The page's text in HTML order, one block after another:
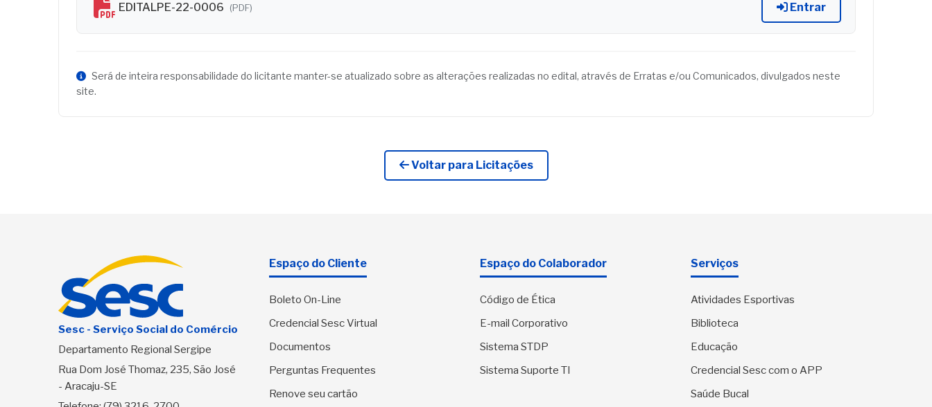
EDITALPE-22-0006 (PDF) Entrar
Será de inteira responsabilidade do licitante manter-se atualizado sobre as alterações realizadas no edital, através de Erratas e/ou Comunicados, divulgados neste
site.
Voltar para Licitações
Sesc - Serviço Social do Comércio
Departamento Regional Sergipe
Rua Dom José Thomaz, 235, São José
- Aracaju-SE
Espaço do Cliente
Boleto On-Line
Credencial Sesc Virtual
Documentos
Perguntas Frequentes
Renove seu cartão
Espaço do Colaborador
Código de Ética
E-mail Corporativo
Sistema STDP
Sistema Suporte TI
Serviços
Atividades Esportivas
Biblioteca
Educação
Credencial Sesc com o APP
Saúde Bucal